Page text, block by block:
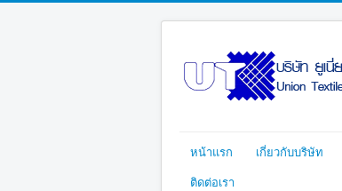
หน้าแรก เกี่ยวกับบริษัท
ติดต่อเรา